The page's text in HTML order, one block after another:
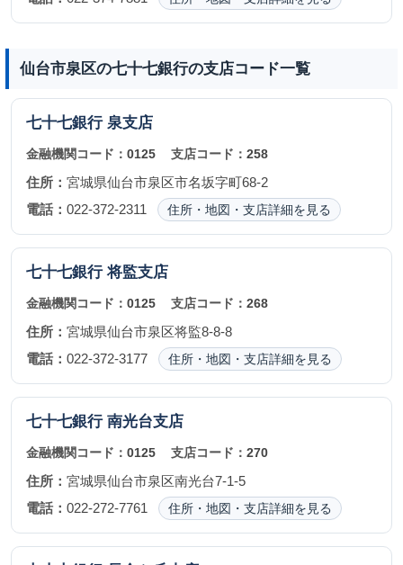
仙台市泉区の七十七銀行の支店コード一覧
七十七銀行 泉支店
金融機関コード： 0125 支店コード：258
住所： 宮城県仙台市泉区市名坂字町68-2
電話： 022-372-2311 住所・地図・支店詳細を見る
七十七銀行 将監支店
金融機関コード： 0125 支店コード：268
住所： 宮城県仙台市泉区将監8-8-8
電話： 022-372-3177 住所・地図・支店詳細を見る
七十七銀行 南光台支店
金融機関コード： 0125 支店コード：270
住所： 宮城県仙台市泉区南光台7-1-5
電話： 022-272-7761 住所・地図・支店詳細を見る